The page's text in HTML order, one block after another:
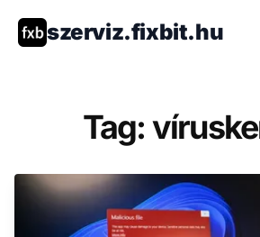
szerviz.fixbit.hu
Tag: